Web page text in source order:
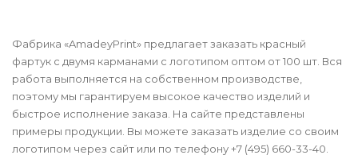
Фабрика «AmadeyPrint» предлагает заказать красный
фартук с двумя карманами с логотипом оптом от 100 шт. Вся
работа выполняется на собственном производстве,
поэтому мы гарантируем высокое качество изделий и
быстрое исполнение заказа. На сайте представлены
примеры продукции. Вы можете заказать изделие со своим
логотипом через сайт или по телефону +7 (495) 660-33-40.